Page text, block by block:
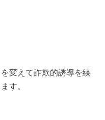
変えて詐欺的誘導を繰
す。